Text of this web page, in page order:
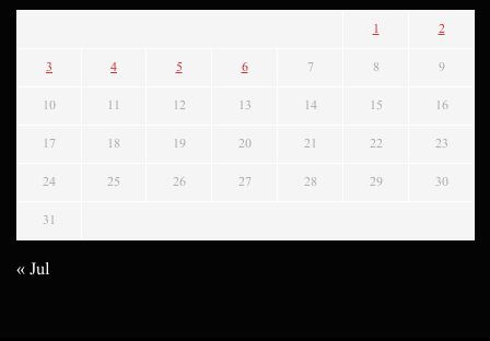
1 2
3 4 5 6 7 8 9
10 11 12 13 14 15 16
17 18 19 20 21 22 23
24 25 26 27 28 29 30
31
« Jul